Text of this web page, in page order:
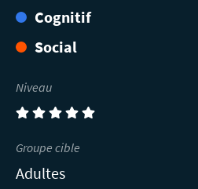
Cognitif
Social
Niveau
(5)
Groupe cible
Adultes